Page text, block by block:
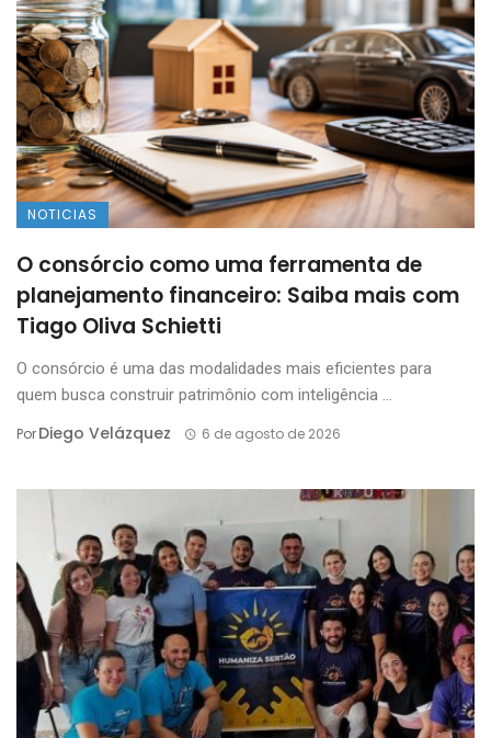
NOTICIAS
O consórcio como uma ferramenta de
planejamento financeiro: Saiba mais com
Tiago Oliva Schietti
O consórcio é uma das modalidades mais eficientes para
quem busca construir patrimônio com inteligência ...
PorDiego Velázquez 6 de agosto de 2026